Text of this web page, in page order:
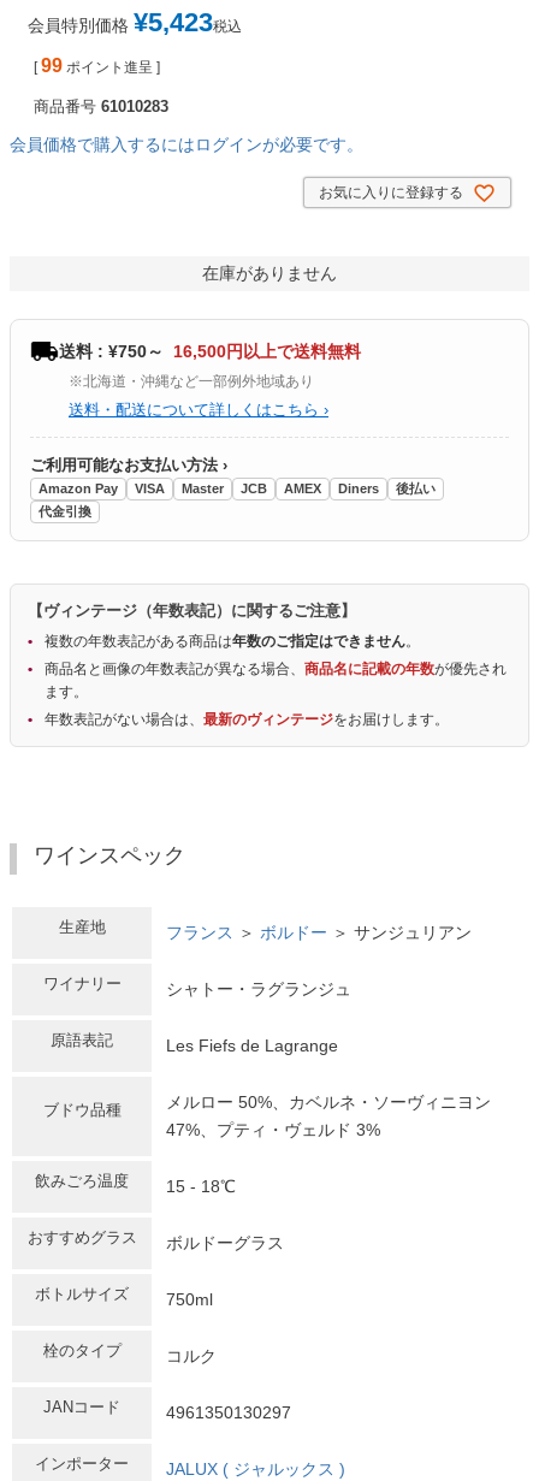
会員特別価格 ¥5,423税込
[ 99 ポイント進呈 ]
商品番号 61010283
会員価格で購入するにはログインが必要です。
お気に入りに登録する
在庫がありません
送料 : ¥750～ 16,500円以上で送料無料
※北海道・沖縄など一部例外地域あり
送料・配送について詳しくはこちら ›
ご利用可能なお支払い方法 ›
Amazon Pay VISA Master JCB AMEX Diners
後払い
代金引換
【ヴィンテージ（年数表記）に関するご注意】
複数の年数表記がある商品は年数のご指定はできません。
商品名と画像の年数表記が異なる場合、 商品名に記載の年数が優先され
ます。
年数表記がない場合は、 最新のヴィンテージをお届けします。
ワインスペック
生産地 フランス ＞ ボルドー ＞ サンジュリアン
ワイナリー シャトー・ラグランジュ
原語表記 Les Fiefs de Lagrange
ブドウ品種
メルロー 50%、カベルネ・ソーヴィニヨン
47%、プティ・ヴェルド 3%
飲みごろ温度 15 - 18℃
おすすめグラス ボルドーグラス
ボトルサイズ 750ml
栓のタイプ コルク
JANコード 4961350130297
インポーター JALUX ( ジャルックス )